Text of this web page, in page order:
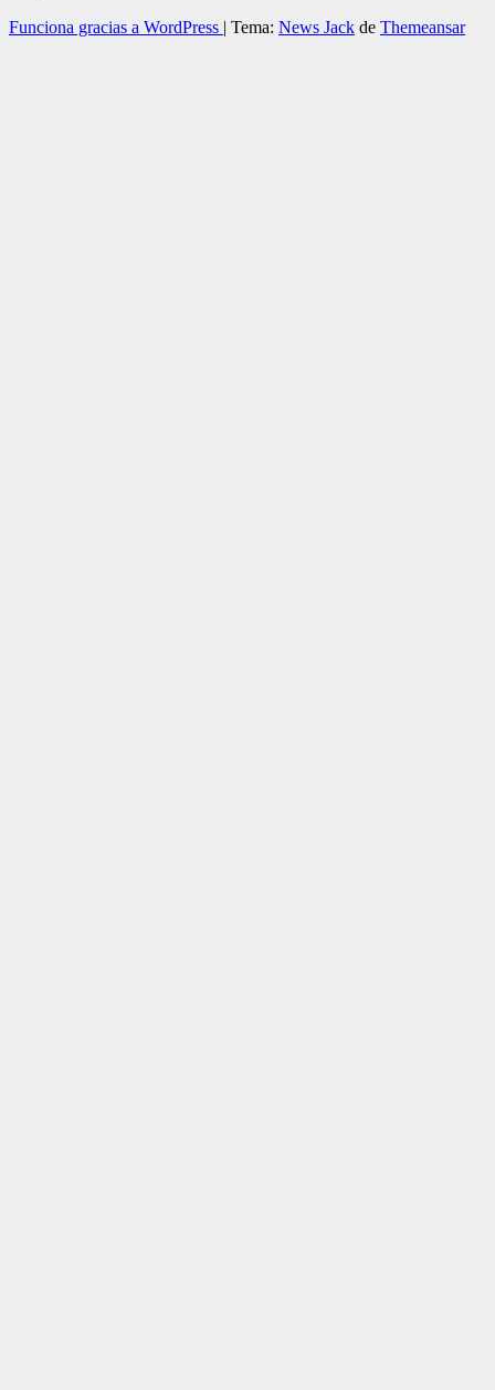
Funciona gracias a WordPress | Tema: News Jack de Themeansar